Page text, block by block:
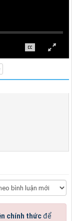
chính thứcđể